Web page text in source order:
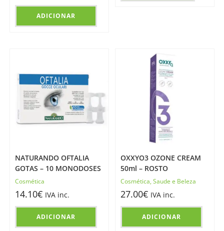
ADICIONAR
NATURANDO OFTALIA
GOTAS – 10 MONODOSES
Cosmética
14.10€ IVA inc.
ADICIONAR
OXXYO3 OZONE CREAM
50ml – ROSTO
Cosmética,Saude e Beleza
27.00€ IVA inc.
ADICIONAR